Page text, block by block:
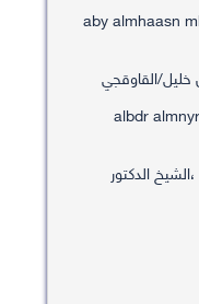
’aby almhaasn
القاوقجي
albdr
الدكتور